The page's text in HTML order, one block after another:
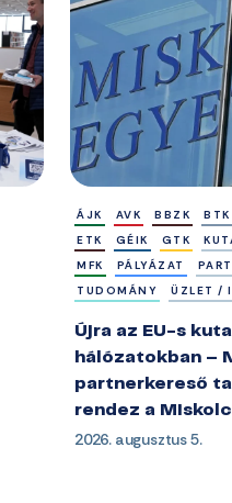
ÁJK AVK BBZK
BTK
ETK
GÉIK GTK
MFK
PÁLYÁZAT
TUDOMÁNY
ÜZLET /
Újra az EU-s
hálózatokban –
partnerkereső
rendez a
2026. augusztus 5.